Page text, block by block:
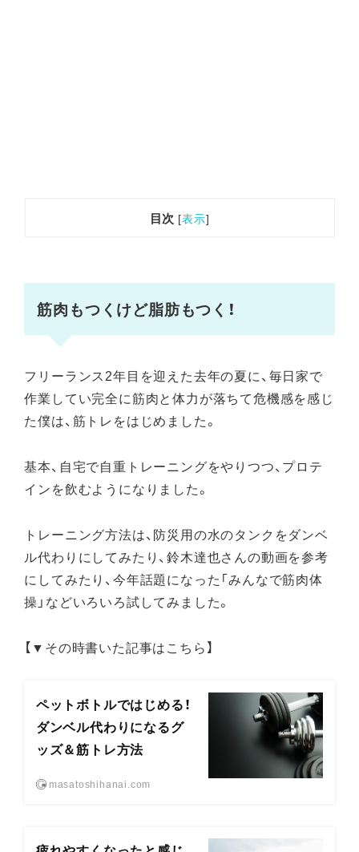
目次 [表示]
筋肉もつくけど脂肪もつく！
フリーランス2年目を迎えた去年の夏に、毎日家で
作業してい完全に筋肉と体力が落ちて危機感を感じ
た僕は、筋トレをはじめました。
基本、自宅で自重トレーニングをやりつつ、プロテ
インを飲むようになりました。
トレーニング方法は、防災用の水のタンクをダンベ
ル代わりにしてみたり、鈴木達也さんの動画を参考
にしてみたり、今年話題になった「みんなで筋肉体
操」などいろいろ試してみました。
【▼その時書いた記事はこちら】
ペットボトルではじめる！
ダンベル代わりになるグ
ッズ＆筋トレ方法
masatoshihanai.com